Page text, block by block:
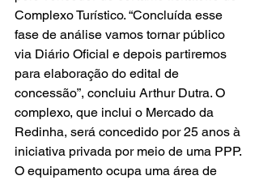
Complexo Turístico. “Concluída esse
fase de análise vamos tornar público
via Diário Oficial e depois partiremos
para elaboração do edital de
concessão”, concluiu Arthur Dutra. O
complexo, que inclui o Mercado da
Redinha, será concedido por 25 anos à
iniciativa privada por meio de uma PPP.
O equipamento ocupa uma área de